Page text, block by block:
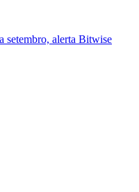
setembro, alerta Bitwise